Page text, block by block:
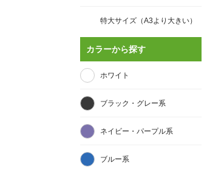
特大サイズ（A3より大きい）
カラーから探す
ホワイト
ブラック・グレー系
ネイビー・パープル系
ブルー系